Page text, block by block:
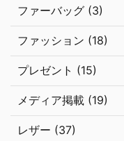
ファーバッグ (3)
ファッション (18)
プレゼント (15)
メディア掲載 (19)
レザー (37)